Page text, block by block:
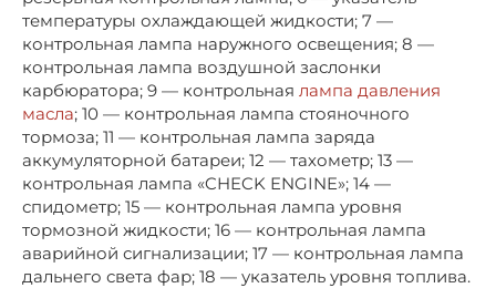
температуры охлаждающей жидкости; 7 —
контрольная лампа наружного освещения; 8 —
контрольная лампа воздушной заслонки
карбюратора; 9 — контрольная лампа давления
масла; 10 — контрольная лампа стояночного
тормоза; 11 — контрольная лампа заряда
аккумуляторной батареи; 12 — тахометр; 13 —
контрольная лампа «CHECK ENGINE»; 14 —
спидометр; 15 — контрольная лампа уровня
тормозной жидкости; 16 — контрольная лампа
аварийной сигнализации; 17 — контрольная лампа
дальнего света фар; 18 — указатель уровня топлива.